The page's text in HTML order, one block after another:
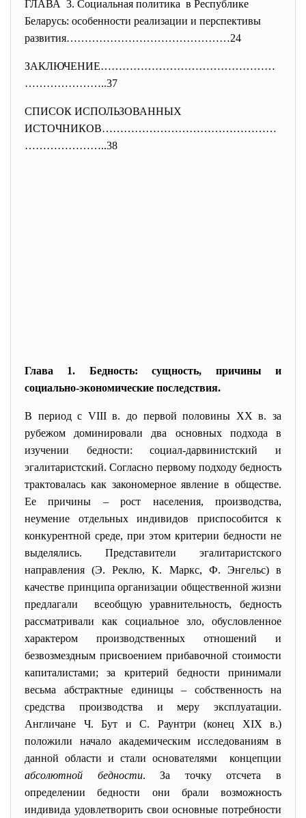
ГЛАВА 3. Социальная политика в Республике
Беларусь: особенности реализации и перспективы
развития………………………………………24
ЗАКЛЮЧЕНИЕ…………………………………………
…………………..37
СПИСОК ИСПОЛЬЗОВАННЫХ
ИСТОЧНИКОВ…………………………………………
…………………..38
Глава 1. Бедность: сущность, причины и
социально-экономические последствия.
В период с VIII в. до первой половины XX в. за
рубежом доминировали два основных подхода в
изучении бедности: социал-дарвинистский и
эгалитаристский. Согласно первому подходу бедность
трактовалась как закономерное явление в обществе.
Ее причины – рост населения, производства,
неумение отдельных индивидов приспособится к
конкурентной среде, при этом критерии бедности не
выделялись. Представители эгалитаристского
направления (Э. Реклю, К. Маркс, Ф. Энгельс) в
качестве принципа организации общественной жизни
предлагали всеобщую уравнительность, бедность
рассматривали как социальное зло, обусловленное
характером производственных отношений и
безвозмездным присвоением прибавочной стоимости
капиталистами; за критерий бедности принимали
весьма абстрактные единицы – собственность на
средства производства и меру эксплуатации.
Англичане Ч. Бут и С. Раунтри (конец XIX в.)
положили начало академическим исследованиям в
данной области и стали основателями концепции
абсолютной бедности. За точку отсчета в
определении бедности они брали возможность
индивида удовлетворить свои основные потребности